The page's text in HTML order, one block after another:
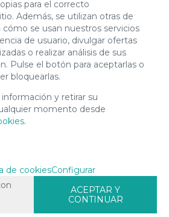
10,50
€
21.00%IVA
incluido
18448
DIM:49X37CM
EDUCA
EN STOCK
para el correcto
Además, se utilizan otras de
se usan nuestros servicios
de usuario, divulgar ofertas
o realizar análisis de sus
Pulse el botón para aceptarlas o
bloquearlas.
y retirar su
momento desde
.
de cookiesConfigurar
ACEPTAR Y
CONTINUAR